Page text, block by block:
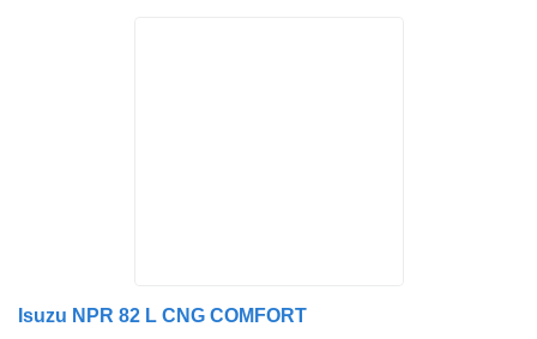
Isuzu NPR 82 L CNG COMFORT